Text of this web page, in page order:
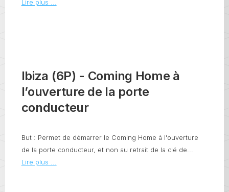
Lire plus ...
Ibiza (6P) - Coming Home à
l’ouverture de la porte
conducteur
But : Permet de démarrer le Coming Home à l'ouverture
de la porte conducteur, et non au retrait de la clé de...
Lire plus ...